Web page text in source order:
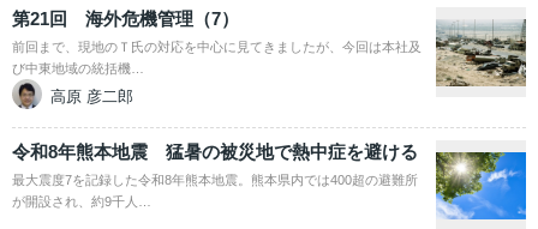
第21回 海外危機管理（7）
前回まで、現地のＴ氏の対応を中心に見てきましたが、今回は本社及
び中東地域の統括機…
高原 彦二郎
令和8年熊本地震 猛暑の被災地で熱中症を避ける
最大震度7を記録した令和8年熊本地震。熊本県内では400超の避難所
が開設され、約9千人…